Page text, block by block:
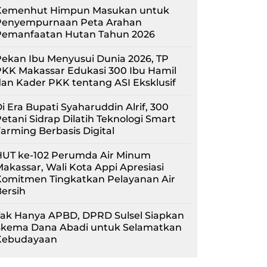
Himpun Masukan untuk
Peta Arahan
Hutan Tahun 2026
Ibu Menyusui Dunia 2026, TP
Makassar Edukasi 300 Ibu Hamil
Kader PKK tentang ASI Eksklusif
Era Bupati Syaharuddin Alrif, 300
Sidrap Dilatih Teknologi Smart
Berbasis Digital
ke-102 Perumda Air Minum
Wali Kota Appi Apresiasi
Tingkatkan Pelayanan Air
Hanya APBD, DPRD Sulsel Siapkan
Dana Abadi untuk Selamatkan